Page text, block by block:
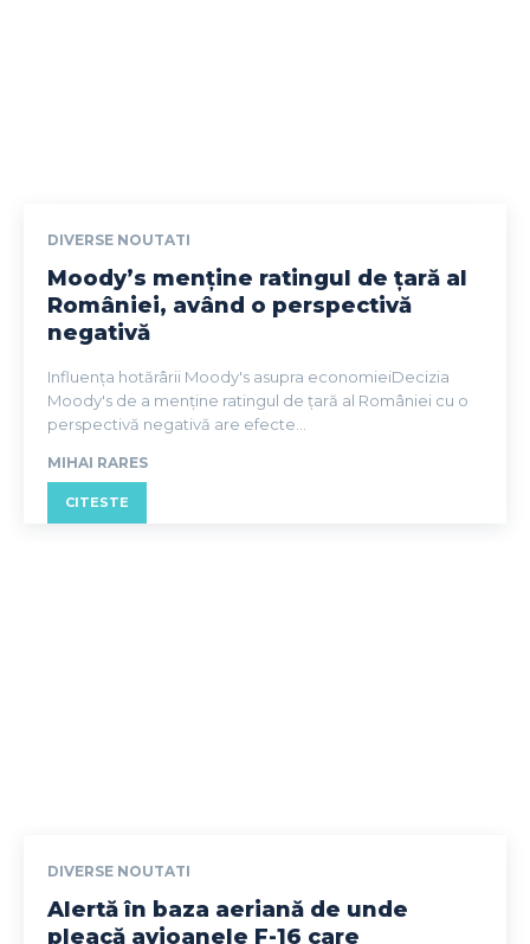
DIVERSE NOUTATI
Moody’s menține ratingul de țară al
României, având o perspectivă
negativă
Influența hotărârii Moody's asupra economieiDecizia
Moody's de a menține ratingul de țară al României cu o
perspectivă negativă are efecte...
MIHAI RARES
CITESTE
DIVERSE NOUTATI
Alertă în baza aeriană de unde
pleacă avioanele F-16 care